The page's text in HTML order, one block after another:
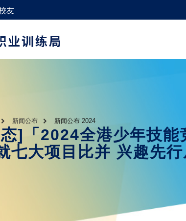
友
新闻公布 新闻公布 2024
]「2024全港少年技能
七大项目比并 兴趣先